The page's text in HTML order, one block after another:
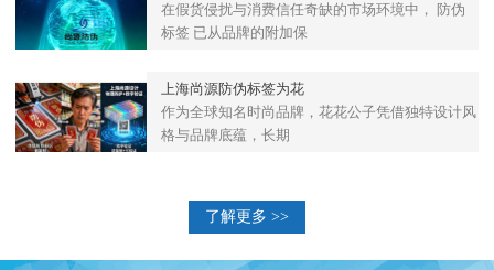
在假货侵扰与消费信任奇缺的市场环境中， 防伪
标签 已从品牌的附加保
上海尚源防伪标签为花
作为全球知名时尚品牌，花花公子凭借独特设计风
格与品牌底蕴，长期
了解更多 >>